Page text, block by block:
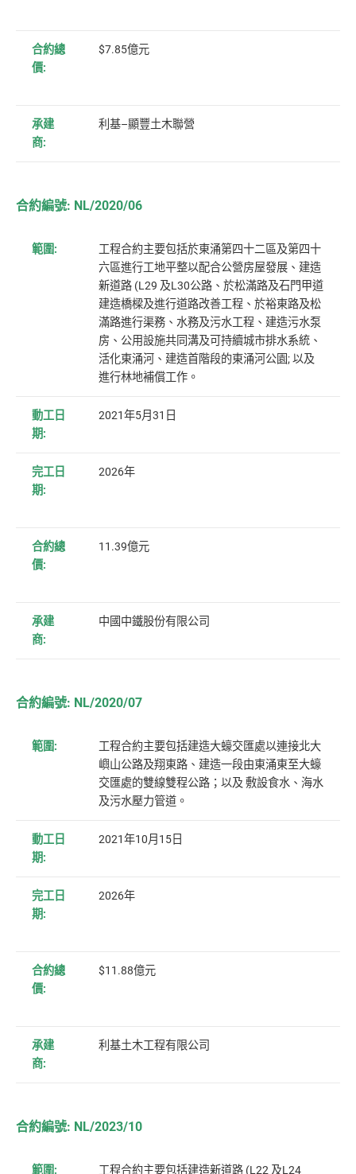
合約總
價:
$7.85億元
承建
商:
利基–顯豐土木聯營
合約編號: NL/2020/06
範圍:
工程合約主要包括於東涌第四十二區及第四十
六區進行工地平整以配合公營房屋發展、建造
新道路 (L29 及L30公路、於松滿路及石門甲道
建造橋樑及進行道路改善工程、於裕東路及松
滿路進行渠務、水務及污水工程、建造污水泵
房、公用設施共同溝及可持續城市排水系統、
活化東涌河、建造首階段的東涌河公園; 以及
進行林地補償工作。
動工日
期:
2021年5月31日
完工日
期:
2026年
合約總
價:
11.39億元
承建
商:
中國中鐵股份有限公司
合約編號: NL/2020/07
範圍:
工程合約主要包括建造大蠔交匯處以連接北大
嶼山公路及翔東路、建造一段由東涌東至大蠔
交匯處的雙線雙程公路；以及 敷設食水、海水
及污水壓力管道。
動工日
期:
2021年10月15日
完工日
期:
2026年
合約總
價:
$11.88億元
承建
商:
利基土木工程有限公司
合約編號: NL/2023/10
範圍: 工程合約主要包括建造新道路 (L22 及L24